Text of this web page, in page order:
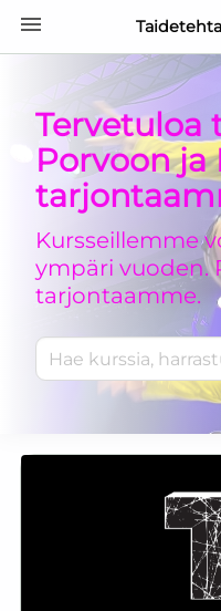
Tervetuloa
Porvoon ja
Kursseillemme
ympäri vuoden.
tarjontaamme.
Hae kursseja